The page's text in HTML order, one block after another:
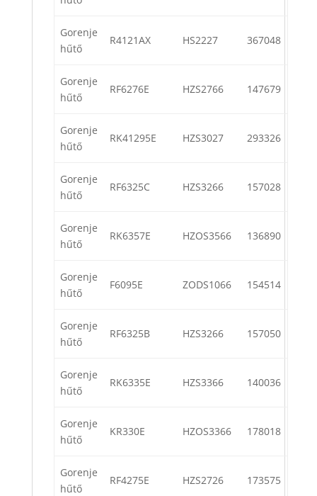
Gorenje
hűtő
R4121AX HS2227 367048
Gorenje
hűtő
RF6276E HZS2766 147679
Gorenje
hűtő
RK41295E HZS3027 293326
Gorenje
hűtő
RF6325C HZS3266 157028
Gorenje
hűtő
RK6357E HZOS3566 136890
Gorenje
hűtő
F6095E ZODS1066 154514
Gorenje
hűtő
RF6325B HZS3266 157050
Gorenje
hűtő
RK6335E HZS3366 140036
Gorenje
hűtő
KR330E HZOS3366 178018
Gorenje
hűtő
RF4275E HZS2726 173575